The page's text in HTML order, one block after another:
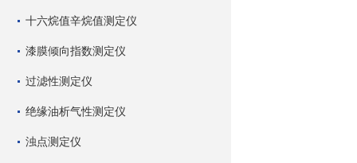
十六烷值辛烷值测定仪
漆膜倾向指数测定仪
过滤性测定仪
绝缘油析气性测定仪
浊点测定仪